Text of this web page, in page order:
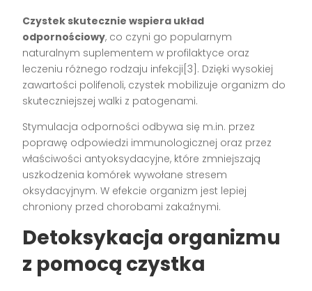
Czystek skutecznie wspiera układ
odpornościowy, co czyni go popularnym
naturalnym suplementem w profilaktyce oraz
leczeniu różnego rodzaju infekcji[3]. Dzięki wysokiej
zawartości polifenoli, czystek mobilizuje organizm do
skuteczniejszej walki z patogenami.
Stymulacja odporności odbywa się m.in. przez
poprawę odpowiedzi immunologicznej oraz przez
właściwości antyoksydacyjne, które zmniejszają
uszkodzenia komórek wywołane stresem
oksydacyjnym. W efekcie organizm jest lepiej
chroniony przed chorobami zakaźnymi.
Detoksykacja organizmu
z pomocą czystka